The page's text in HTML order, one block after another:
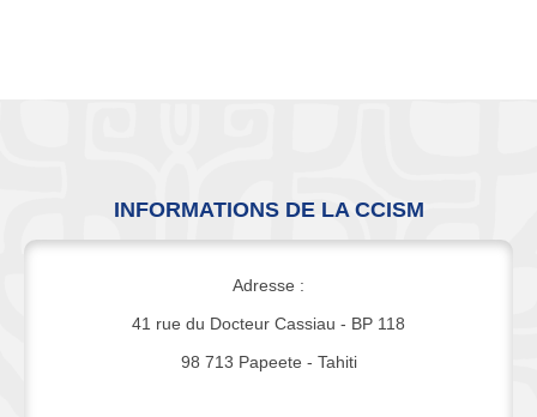
INFORMATIONS DE LA CCISM
Adresse :
41 rue du Docteur Cassiau - BP 118
98 713 Papeete - Tahiti